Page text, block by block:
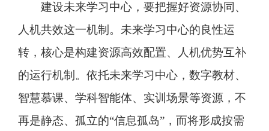
建设未来学习中心，要把握好资源协同、
人机共效这一机制。未来学习中心的良性运
转，核心是构建资源高效配置、人机优势互补
的运行机制。依托未来学习中心，数字教材、
智慧慕课、学科智能体、实训场景等资源，不
再是静态、孤立的“信息孤岛”，而将形成按需